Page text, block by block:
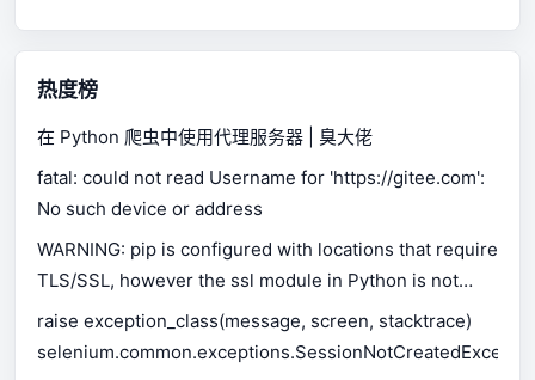
热度榜
在 Python 爬虫中使用代理服务器 | 臭大佬
fatal: could not read Username for 'https://gitee.com':
No such device or address
WARNING: pip is configured with locations that require
TLS/SSL, however the ssl module in Python is not
available.
raise exception_class(message, screen, stacktrace)